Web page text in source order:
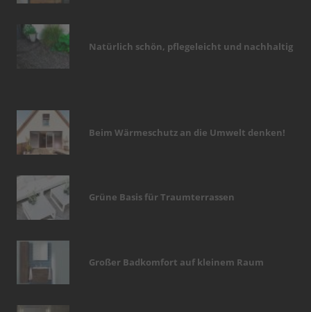
Natürlich schön, pflegeleicht und nachhaltig
Beim Wärmeschutz an die Umwelt denken!
Grüne Basis für Traumterrassen
Großer Badkomfort auf kleinem Raum